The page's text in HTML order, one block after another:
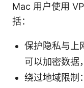
Mac 用户使用
括：
保护隐私与上
可以加密数据
绕过地域限制